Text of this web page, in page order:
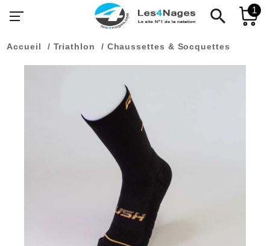
search 1
Accueil Triathlon Chaussettes & Socquettes